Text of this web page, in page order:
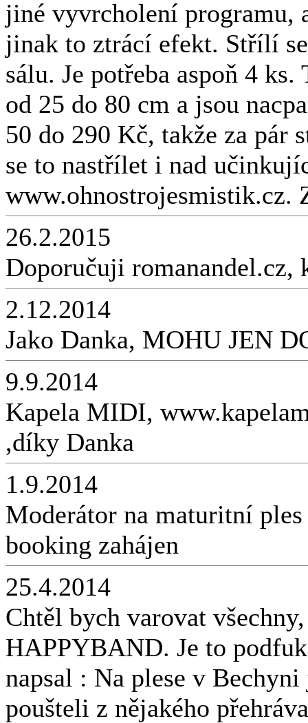
jiné vyvrcholení
jinak to ztrácí efekt. Střílí
sálu. Je potřeba aspoň 4
od 25 do 80 cm a jsou
50 do 290 Kč, takže za pár
se to nastřílet i nad
www.ohnostrojesmistik.cz.
26.2.2015
Doporučuji romanandel.cz,
2.12.2014
Jako Danka, MOHU JEN
9.9.2014
Kapela MIDI,
,díky Danka
1.9.2014
Moderátor na maturitní
booking zahájen
25.4.2014
Chtěl bych varovat
HAPPYBAND. Je to
napsal : Na plese v
poušteli z nějakého